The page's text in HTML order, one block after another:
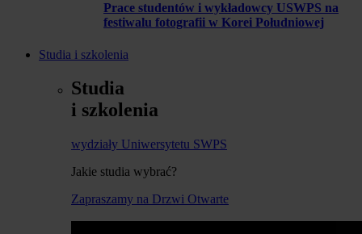
Prace studentów i wykładowcy USWPS na
festiwalu fotografii w Korei Południowej
Studia i szkolenia
Studia
i szkolenia
wydziały Uniwersytetu SWPS
Jakie studia wybrać?
Zapraszamy na Drzwi Otwarte